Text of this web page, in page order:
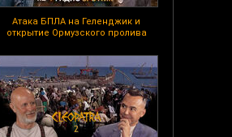
Атака БПЛА на Геленджик и
открытие Ормузского пролива